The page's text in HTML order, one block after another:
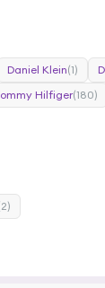
Daniel Klein(1)
Hilfiger(180)